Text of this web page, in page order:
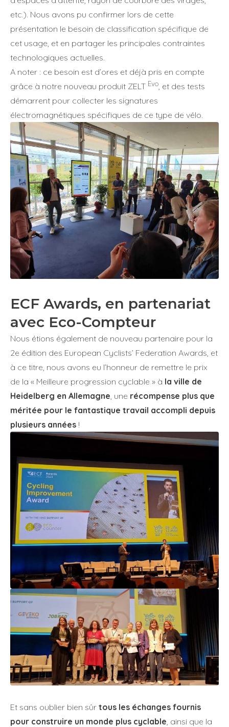
etc.). Nous avons pu confirmer lors de cette
présentation le besoin de classification spécifique de
cet usage, et en partager les principales contraintes
technologiques actuelles.
A noter : ce besoin est d’ores et déjà pris en compte
grâce à notre nouveau produit ZELT Evo, et des tests
démarrent pour collecter les signatures
électromagnétiques spécifiques de ce type de vélo.
ECF Awards, en partenariat
avec Eco-Compteur
Nous étions également de nouveau partenaire pour la
2e édition des European Cyclists’ Federation Awards, et
à ce titre, nous avons eu l’honneur de remettre le prix
de la « Meilleure progression cyclable » à la ville de
Heidelberg en Allemagne, une récompense plus que
méritée pour le fantastique travail accompli depuis
plusieurs années !
Et sans oublier bien sûr tous les échanges fournis
pour construire un monde plus cyclable , ainsi que la